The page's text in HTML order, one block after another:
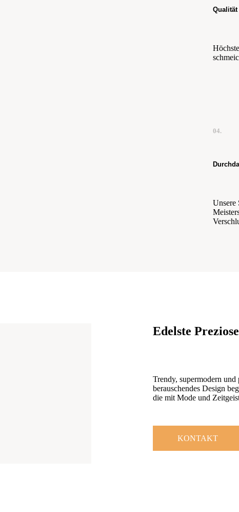
04.
Unsere
Edelste
Trendy, supermodern
berauschendes Design
die mit Mode und
KONTAKT